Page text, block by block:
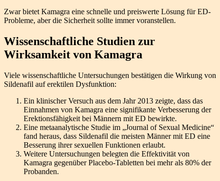
Zwar bietet Kamagra eine schnelle und preiswerte Lösung für ED-
Probleme, aber die Sicherheit sollte immer voranstellen.
Wissenschaftliche Studien zur
Wirksamkeit von Kamagra
Viele wissenschaftliche Untersuchungen bestätigen die Wirkung von
Sildenafil auf erektilen Dysfunktion:
Ein klinischer Versuch aus dem Jahr 2013 zeigte, dass das
Einnahmen von Kamagra eine signifikante Verbesserung der
Erektionsfähigkeit bei Männern mit ED bewirkte.
Eine metaanalytische Studie im „Journal of Sexual Medicine“
fand heraus, dass Sildenafil die meisten Männer mit ED eine
Besserung ihrer sexuellen Funktionen erlaubt.
Weitere Untersuchungen belegten die Effektivität von
Kamagra gegenüber Placebo-Tabletten bei mehr als 80% der
Probanden.